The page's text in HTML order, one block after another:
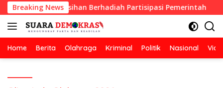
Langsung
ke
konten
Breaking News
Lomba Kebersihan Berhadiah Partisipasi Pemerintah
Home Berita Olahraga Kriminal Politik Nasional